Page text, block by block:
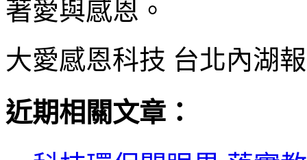
著愛與感恩。
大愛感恩科技 台北內湖
近期相關文章：